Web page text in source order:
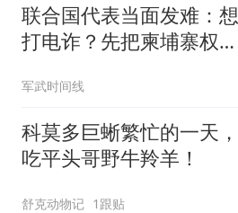
联合国代表当面发难：想
打电诈？先把柬埔寨权贵
军武时间线
科莫多巨蜥繁忙的一天，
吃平头哥野牛羚羊！
舒克动物记 1跟贴